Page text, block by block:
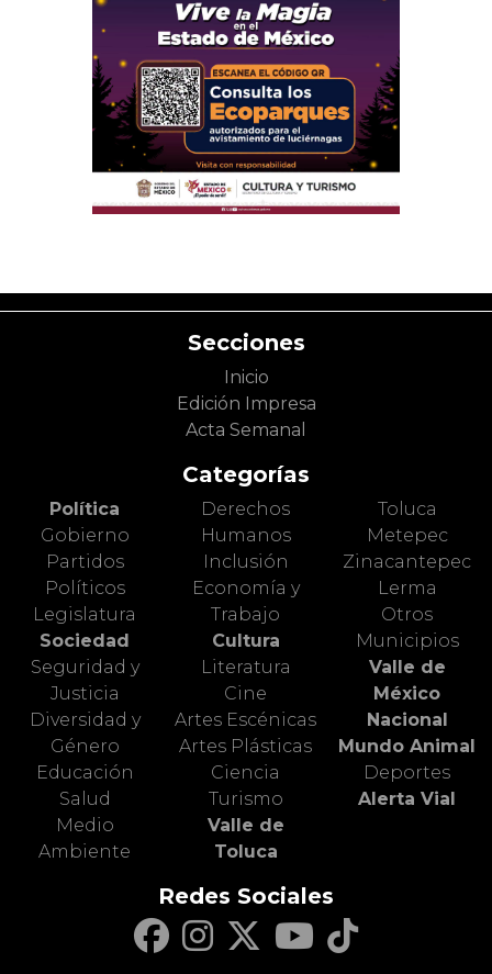
Secciones
Inicio
Edición Impresa
Acta Semanal
Categorías
Política
Gobierno
Partidos
Políticos
Legislatura
Sociedad
Seguridad y
Justicia
Diversidad y
Género
Educación
Salud
Medio
Ambiente
Derechos
Humanos
Inclusión
Economía y
Trabajo
Cultura
Literatura
Cine
Artes Escénicas
Artes Plásticas
Ciencia
Turismo
Valle de
Toluca
Toluca
Metepec
Zinacantepec
Lerma
Otros
Municipios
Valle de
México
Nacional
Mundo Animal
Deportes
Alerta Vial
Redes Sociales